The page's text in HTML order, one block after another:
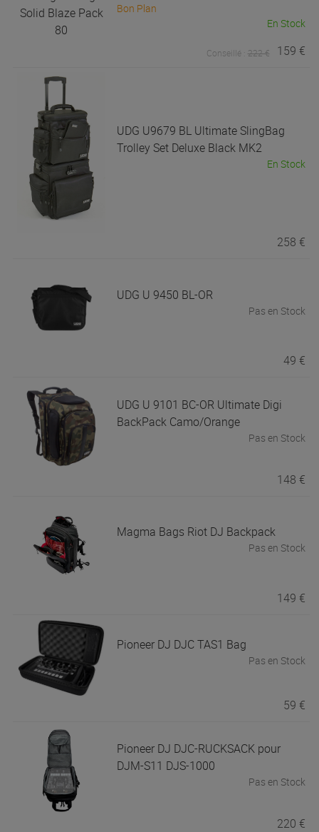
Bon Plan
En Stock
Conseillé : 222 € 159 €
UDG U9679 BL Ultimate SlingBag
Trolley Set Deluxe Black MK2
En Stock
258 €
UDG U 9450 BL-OR
Pas en Stock
49 €
UDG U 9101 BC-OR Ultimate Digi
BackPack Camo/Orange
Pas en Stock
148 €
Magma Bags Riot DJ Backpack
Pas en Stock
149 €
Pioneer DJ DJC TAS1 Bag
Pas en Stock
59 €
Pioneer DJ DJC-RUCKSACK pour
DJM-S11 DJS-1000
Pas en Stock
220 €